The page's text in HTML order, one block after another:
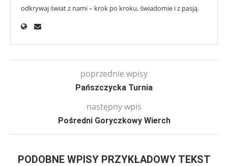
odkrywaj świat z nami – krok po kroku, świadomie i z pasją.
poprzednie wpisy
Pańszczycka Turnia
następny wpis
Pośredni Goryczkowy Wierch
PODOBNE WPISY PRZYKŁADOWY TEKST